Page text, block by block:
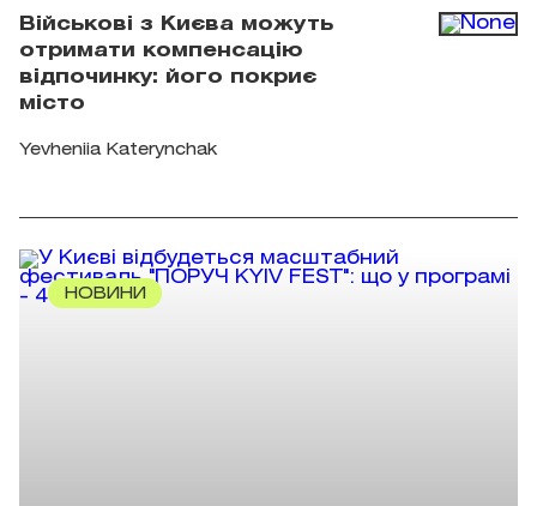
Військові з Києва можуть
отримати компенсацію
відпочинку: його покриє
місто
Yevheniia Katerynchak
НОВИНИ